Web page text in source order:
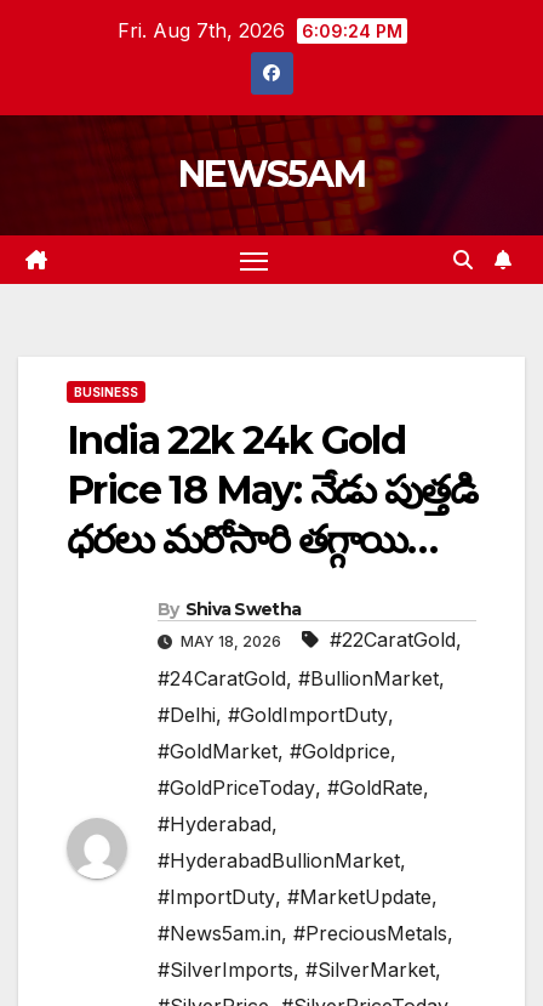
Fri. Aug 7th, 2026 6:09:25 PM
NEWS5AM
BUSINESS
India 22k 24k Gold
Price 18 May: నేడు పుత్తడి
ధరలు మరోసారి తగ్గాయి…
By Shiva Swetha
MAY 18, 2026 #22CaratGold,
#24CaratGold, #BullionMarket,
#Delhi, #GoldImportDuty,
#GoldMarket, #Goldprice,
#GoldPriceToday, #GoldRate,
#Hyderabad,
#HyderabadBullionMarket,
#ImportDuty, #MarketUpdate,
#News5am.in, #PreciousMetals,
#SilverImports, #SilverMarket,